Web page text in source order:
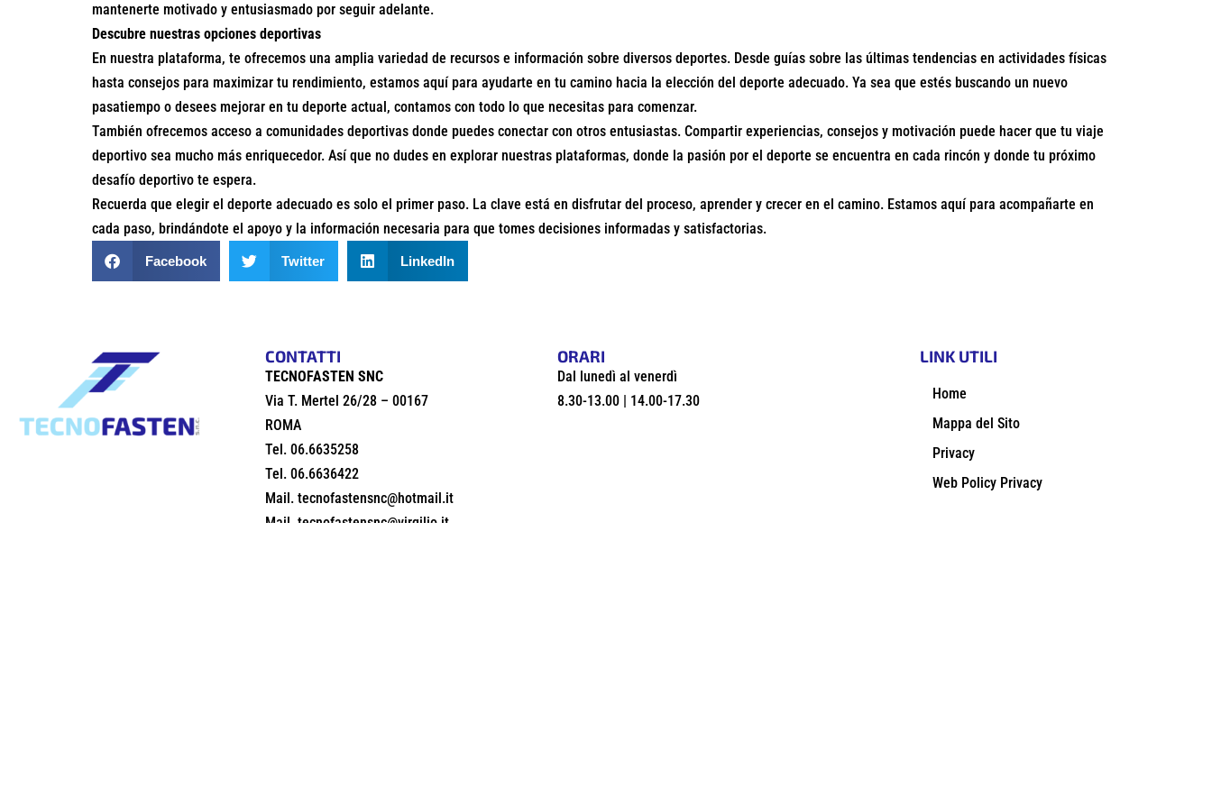
mantenerte motivado y entusiasmado por seguir adelante.
Descubre nuestras opciones deportivas
En nuestra plataforma, te ofrecemos una amplia variedad de recursos e información sobre diversos deportes. Desde guías sobre las últimas tendencias en actividades físicas
hasta consejos para maximizar tu rendimiento, estamos aquí para ayudarte en tu camino hacia la elección del deporte adecuado. Ya sea que estés buscando un nuevo
pasatiempo o desees mejorar en tu deporte actual, contamos con todo lo que necesitas para comenzar.
También ofrecemos acceso a comunidades deportivas donde puedes conectar con otros entusiastas. Compartir experiencias, consejos y motivación puede hacer que tu viaje
deportivo sea mucho más enriquecedor. Así que no dudes en explorar nuestras plataformas, donde la pasión por el deporte se encuentra en cada rincón y donde tu próximo
desafío deportivo te espera.
Recuerda que elegir el deporte adecuado es solo el primer paso. La clave está en disfrutar del proceso, aprender y crecer en el camino. Estamos aquí para acompañarte en
cada paso, brindándote el apoyo y la información necesaria para que tomes decisiones informadas y satisfactorias.
Facebook Twitter LinkedIn
CONTATTI
TECNOFASTEN SNC
Via T. Mertel 26/28 – 00167
ROMA
Tel. 06.6635258
Tel. 06.6636422
Mail. tecnofastensnc@hotmail.it
Mail. tecnofastensnc@virgilio.it
ORARI
Dal lunedì al venerdì
8.30-13.00 | 14.00-17.30
LINK UTILI
Home
Mappa del Sito
Privacy
Web Policy Privacy